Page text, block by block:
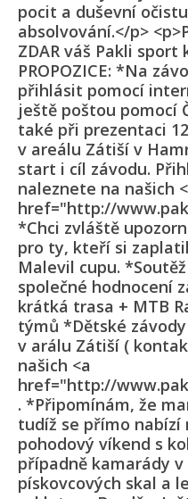
pocit a duševní
absolvování.</p>
ZDAR váš Pakli sport
PROPOZICE: *Na
přihlásit pomocí
ještě poštou pomocí
také při prezentaci
v areálu Zátiší v
start i cíl závodu.
naleznete na našich
href="http://
*Chci zvláště
pro ty, kteří si
Malevil cupu.
společné hodnocení
krátká trasa + MTB
týmů *Dětské
v arálu Zátiší (
našich <a
href="http://
. *Připomínám, že
tudíž se přímo nabízí
pohodový víkend s
případně kamarády
pískovcových skal a